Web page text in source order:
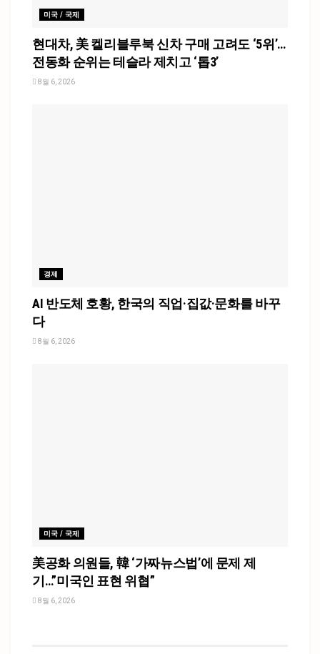
미국 / 국제
현대차, 美 켈리블루북 신차 구매 고려도 ‘5위’…
전동화 순위는 테슬라 제치고 ‘톱3’
8월 6, 2026
경제
AI 반도체 호황, 한국의 직업·집값·문화를 바꾸
다
8월 6, 2026
미국 / 국제
美공화 의원들, 韓 ‘가짜뉴스법’에 문제 제
기…”미국인 표현 위협”
8월 6, 2026